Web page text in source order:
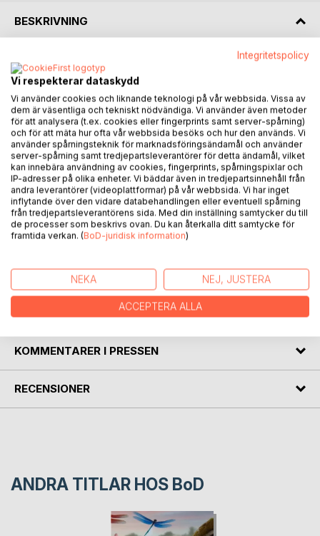
BESKRIVNING
I sydvästra England, Cornwall, mot slutet av nittonhundra
sextiotalet, bestämde sig några pojkar för att utforska en
grotta som de ville skulle bli deras hemliga mötesplats. I
grottan fann de överraskande kvarlevor efter en man från
en svunnen tid. Intill kvarlevorna låg den enda bevarade
ägodelen: Ett halssmycke i guld.
Barnen tog med sig halssmycket i tron om att förtjänstfullt
kunna sälja det. Enda problemet var att inte avslöja
upptäckten för sina föräldrar.
Men vad gör de när föräldrarna börjar ana, och när den
rättmätige ägaren hemsökande börjar kräva tillbaka sin
älskade ägodel?
inspirerad av Mae West och Oscar Wilde.
KOMMENTARER I PRESSEN
RECENSIONER
ANDRA TITLAR HOS BoD
Integritetspolicy
Vi respekterar dataskydd
Vi använder cookies och liknande teknologi på vår webbsida. Vissa av
dem är väsentliga och tekniskt nödvändiga. Vi använder även metoder
för att analysera (t.ex. cookies eller fingerprints samt server-spårning)
och för att mäta hur ofta vår webbsida besöks och hur den används. Vi
använder spårningsteknik för marknadsföringsändamål och använder
server-spårning samt tredjepartsleverantörer för detta ändamål, vilket
kan innebära användning av cookies, fingerprints, spårningspixlar och
IP-adresser på olika enheter. Vi bäddar även in tredjepartsinnehåll från
andra leverantörer (videoplattformar) på vår webbsida. Vi har inget
inflytande över den vidare databehandlingen eller eventuell spårning
från tredjepartsleverantörens sida. Med din inställning samtycker du till
de processer som beskrivs ovan. Du kan återkalla ditt samtycke för
framtida verkan. (BoD-juridisk information)
NEKA NEJ, JUSTERA
ACCEPTERA ALLA